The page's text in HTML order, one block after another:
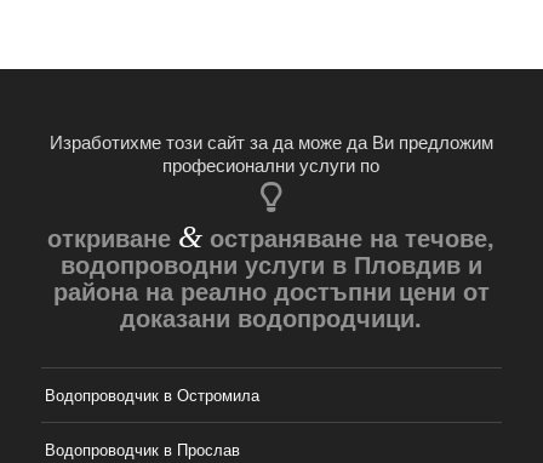
Изработихме този сайт за да може да Ви предложим
професионални услуги по
откриване & остраняване на течове,
водопроводни услуги в Пловдив и
района на реално достъпни цени от
доказани водопродчици.
Водопроводчик в Остромила
Водопроводчик в Прослав